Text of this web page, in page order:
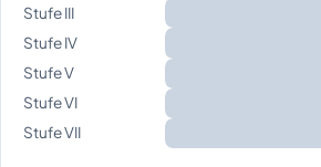
Stufe III
Stufe IV
Stufe V
Stufe VI
Stufe VII